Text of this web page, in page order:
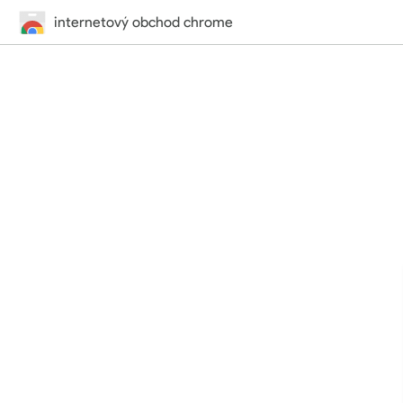
internetový obchod chrome